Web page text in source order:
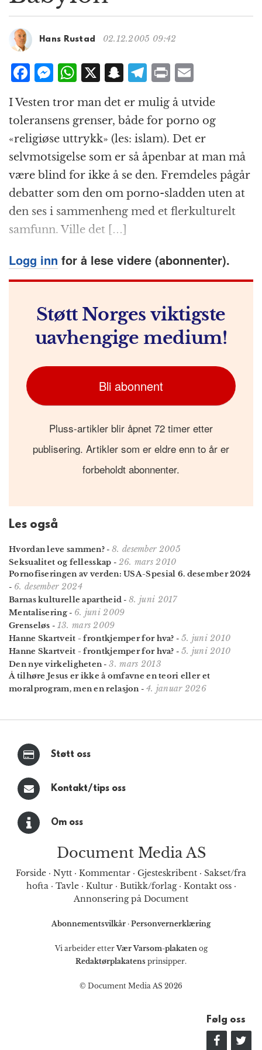
t
n
Hans Rustad 02.12.2005 09:42
F
c
e
b
o
o
k
M
ss
e
n
g
e
r
W
at
s
A
p
p
X S
a
p
c
h
at
T
el
e
g
r
a
m
P
ri
n
t
m
ai
l
I Vesten tror man det er mulig å utvide
toleransens grenser, både for porno og
«religiøse uttrykk» (les: islam). Det er
selvmotsigelse som er så åpenbar at man må
være blind for ikke å se den. Fremdeles pågår
debatter som den om porno-sladden uten at
den ses i sammenheng med et flerkulturelt
samfunn. Ville det […]
Logg inn for å lese videre (abonnenter).
Støtt Norges viktigste
uavhengige medium!
Bli abonnent
Pluss-artikler blir åpnet 72 timer etter
publisering. Artikler som er eldre enn to år er
forbeholdt abonnenter.
Les også
Hvordan leve sammen? - 8. desember 2005
Seksualitet og fellesskap - 26. mars 2010
Pornofiseringen av verden: USA-Spesial 6. desember 2024
- 6. desember 2024
Barnas kulturelle apartheid -8. juni 2017
Mentalisering- 6. juni 2009
Grenseløs - 13. mars 2009
Hanne Skartveit - frontkjemper for hva? - 5. juni 2010
Hanne Skartveit - frontkjemper for hva? - 5. juni 2010
Den nye virkeligheten-3. mars 2013
Å tilhøre Jesus er ikke å omfavne en teori eller et
moralprogram, men en relasjon- 4. januar 2026
Støtt oss
Kontakt/tips oss
Om oss
Document Media AS
Forside · Nytt · Kommentar · Gjesteskribent · Sakset/fra
hofta· Tavle· Kultur· Butikk/forlag· Kontakt oss·
Annonsering på Document
Abonnementsvilkår · Personvernerklæring
Vi arbeider etterVær Varsom-plakatenog
Redaktørplakatens prinsipper.
© Document Media AS 2026
Følg oss